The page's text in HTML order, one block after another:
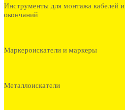
Инструменты для монтажа кабелей и
окончаний
Маркероискатели и маркеры
Металлоискатели